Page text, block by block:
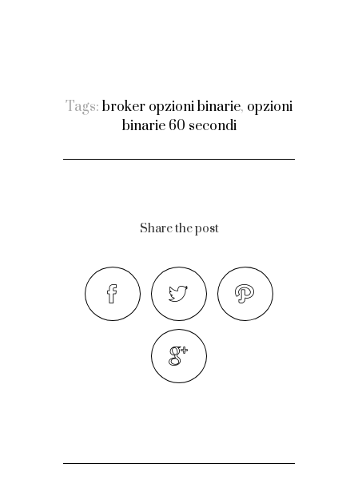
Tags: broker opzioni binarie, opzioni
binarie 60 secondi
Share the post